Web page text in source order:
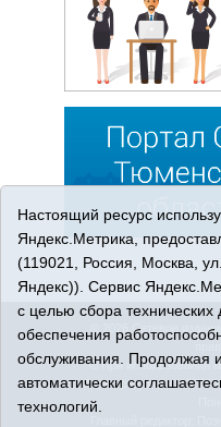
© 2026 Сетевое
© При использовании
Адрес редакции:
Настоящий ресурс
Яндекс.Метрика,
(119021, Россия, Москва,
Яндекс)). Сервис
с целью сбора
обеспечения
обслуживания. Продолжая
автоматически
технологий.